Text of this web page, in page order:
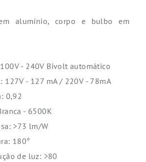
alumínio, corpo e bulbo em
- 240V Bivolt automático
127V - 127 mA / 220V - 78mA
0,92
- 6500K
>73 lm/W
180°
de luz: >80